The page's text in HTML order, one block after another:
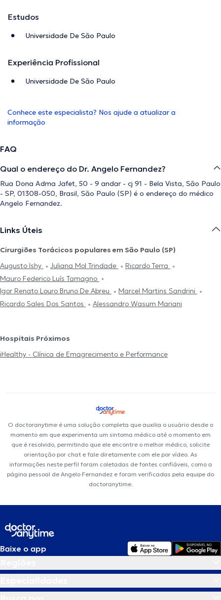
Estudos
Universidade De São Paulo
Experiência Profissional
Universidade De São Paulo
Conhece este especialista? Nos ajude a atualizar a
informação
FAQ
Qual o endereço do Dr. Angelo Fernandez?
Rua Dona Adma Jafet, 50 - 9 andar - cj 91 - Bela Vista, São Paulo
- SP, 01308-050, Brasil, São Paulo (SP) é o endereço do médico
Angelo Fernandez.
Links Úteis
Cirurgiões Torácicos populares em São Paulo (SP)
Augusto Ishy
Juliana Mol Trindade
Ricardo Terra
Mauro Federico Luís Tamagno
Igor Renato Louro Bruno De Abreu
Marcel Martins Sandrini
Ricardo Sales Dos Santos
Alessandro Wasum Mariani
Hospitais Próximos
iHealthy - Clínica de Emagrecimento e Performance
O doctoranytime é uma solução completa que auxilia o usuário desde o
momento em que experimenta um sintoma médico até o momento em
que é resolvido, permitindo que ele encontre o melhor médico, solicite
orientação por chat e fale diretamente com ele por vídeo. As
informações neste perfil foram coletadas de fontes confiáveis, como a
página pessoal de Angelo Fernandez e foram verificadas pela equipe do
doctoranytime.
Baixe o app